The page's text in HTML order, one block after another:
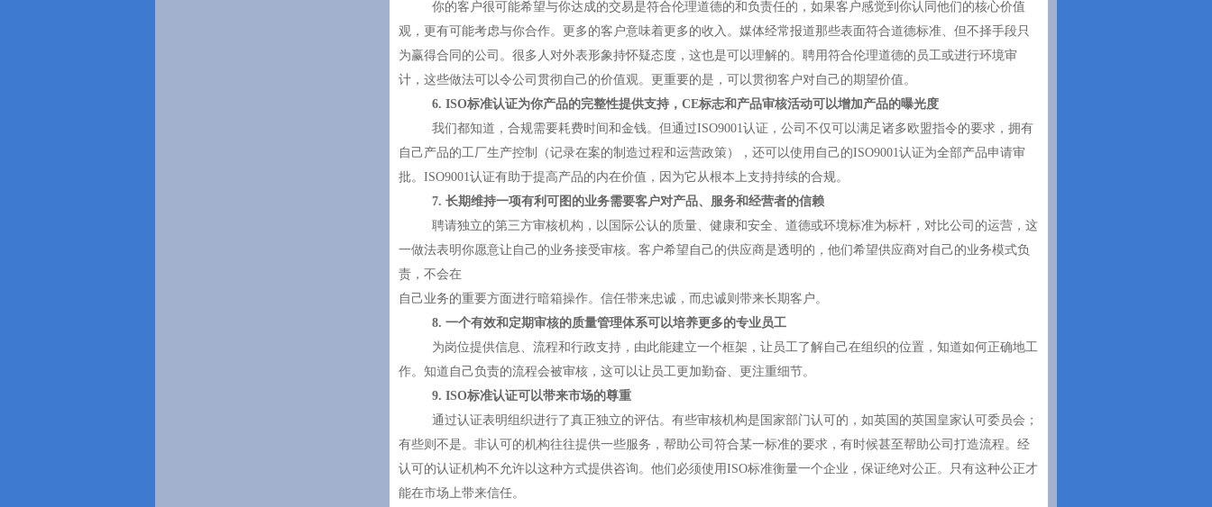
你的客户很可能希望与你达成的交易是符合伦理道德的和负责任的，如果客户感觉到你认同他们的核心价值
观，更有可能考虑与你合作。更多的客户意味着更多的收入。媒体经常报道那些表面符合道德标准、但不择手段只
为赢得合同的公司。很多人对外表形象持怀疑态度，这也是可以理解的。聘用符合伦理道德的员工或进行环境审
计，这些做法可以令公司贯彻自己的价值观。更重要的是，可以贯彻客户对自己的期望价值。
6. ISO标准认证为你产品的完整性提供支持，CE标志和产品审核活动可以增加产品的曝光度
我们都知道，合规需要耗费时间和金钱。但通过ISO9001认证，公司不仅可以满足诸多欧盟指令的要求，拥有
自己产品的工厂生产控制（记录在案的制造过程和运营政策），还可以使用自己的ISO9001认证为全部产品申请审
批。ISO9001认证有助于提高产品的内在价值，因为它从根本上支持持续的合规。
7. 长期维持一项有利可图的业务需要客户对产品、服务和经营者的信赖
聘请独立的第三方审核机构，以国际公认的质量、健康和安全、道德或环境标准为标杆，对比公司的运营，这
一做法表明你愿意让自己的业务接受审核。客户希望自己的供应商是透明的，他们希望供应商对自己的业务模式负
责，不会在
自己业务的重要方面进行暗箱操作。信任带来忠诚，而忠诚则带来长期客户。
8. 一个有效和定期审核的质量管理体系可以培养更多的专业员工
为岗位提供信息、流程和行政支持，由此能建立一个框架，让员工了解自己在组织的位置，知道如何正确地工
作。知道自己负责的流程会被审核，这可以让员工更加勤奋、更注重细节。
9. ISO标准认证可以带来市场的尊重
通过认证表明组织进行了真正独立的评估。有些审核机构是国家部门认可的，如英国的英国皇家认可委员会；
有些则不是。非认可的机构往往提供一些服务，帮助公司符合某一标准的要求，有时候甚至帮助公司打造流程。经
认可的认证机构不允许以这种方式提供咨询。他们必须使用ISO标准衡量一个企业，保证绝对公正。只有这种公正才
能在市场上带来信任。